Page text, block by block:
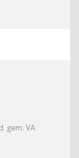
gem. VA